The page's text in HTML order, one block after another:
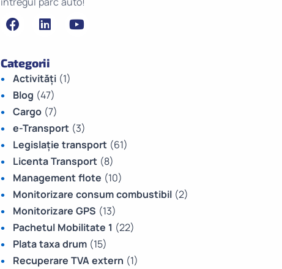
Categorii
Activități (1)
Blog (47)
Cargo (7)
e-Transport (3)
Legislație transport (61)
Licenta Transport (8)
Management flote (10)
Monitorizare consum combustibil (2)
Monitorizare GPS (13)
Pachetul Mobilitate 1 (22)
Plata taxa drum (15)
Recuperare TVA extern (1)